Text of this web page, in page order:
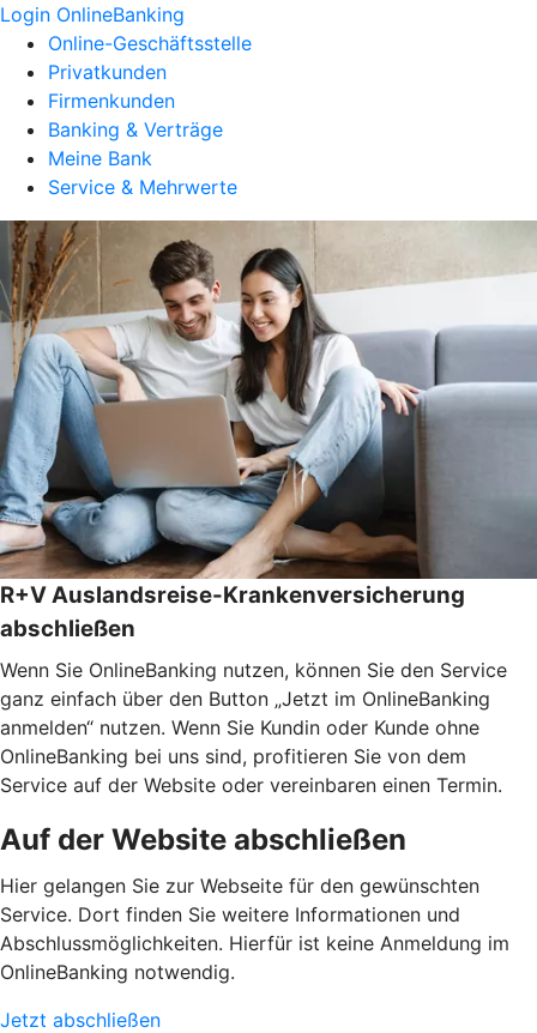
Login OnlineBanking
Online-Geschäftsstelle
Privatkunden
Firmenkunden
Banking & Verträge
Meine Bank
Service & Mehrwerte
R+V Auslandsreise-Krankenversicherung
abschließen
Wenn Sie OnlineBanking nutzen, können Sie den Service
ganz einfach über den Button „Jetzt im OnlineBanking
anmelden“ nutzen. Wenn Sie Kundin oder Kunde ohne
OnlineBanking bei uns sind, profitieren Sie von dem
Service auf der Website oder vereinbaren einen Termin.
Auf der Website abschließen
Hier gelangen Sie zur Webseite für den gewünschten
Service. Dort finden Sie weitere Informationen und
Abschlussmöglichkeiten. Hierfür ist keine Anmeldung im
OnlineBanking notwendig.
Jetzt abschließen